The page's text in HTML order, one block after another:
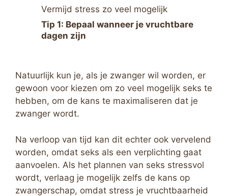
Vermijd stress zo veel mogelijk
Tip 1: Bepaal wanneer je vruchtbare
dagen zijn
Natuurlijk kun je, als je zwanger wil worden, er
gewoon voor kiezen om zo veel mogelijk seks te
hebben, om de kans te maximaliseren dat je
zwanger wordt.
Na verloop van tijd kan dit echter ook vervelend
worden, omdat seks als een verplichting gaat
aanvoelen. Als het plannen van seks stressvol
wordt, verlaag je mogelijk zelfs de kans op
zwangerschap, omdat stress je vruchtbaarheid